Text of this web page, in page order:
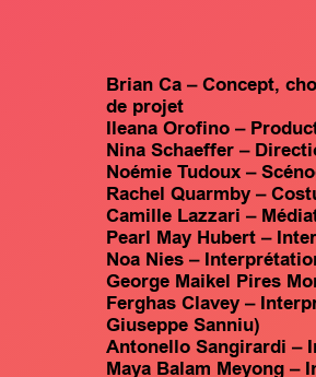
Brian Ca – Concept,
de projet
Ileana Orofino –
Nina Schaeffer –
Noémie Tudoux –
Rachel Quarmby –
Camille Lazzari –
Pearl May Hubert –
Noa Nies –
George Maikel Pires
Ferghas Clavey –
Giuseppe Sanniu)
Antonello Sangirardi –
Maya Balam Meyong –